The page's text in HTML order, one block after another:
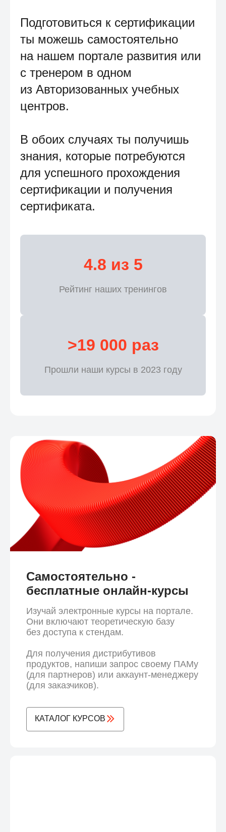
Подготовиться к сертификации
ты можешь самостоятельно
на нашем портале развития или
с тренером в одном
из Авторизованных учебных
центров.
В обоих случаях ты получишь
знания, которые потребуются
для успешного прохождения
сертификации и получения
сертификата.
4.8 из 5
Рейтинг наших тренингов
>19 000 раз
Прошли наши курсы в 2023 году
Самостоятельно -
бесплатные онлайн-курсы
Изучай электронные курсы на портале.
Они включают теоретическую базу
без доступа к стендам.
Для получения дистрибутивов
продуктов, напиши запрос своему ПАМу
(для партнеров) или аккаунт-менеджеру
(для заказчиков).
КАТАЛОГ КУРСОВ